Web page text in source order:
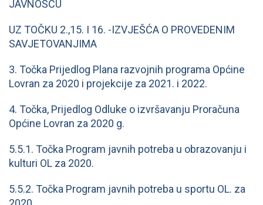
JAVNOŠĆU
UZ TOČKU 2.,15. I 16. -IZVJEŠĆA O PROVEDENIM
SAVJETOVANJIMA
3. Točka Prijedlog Plana razvojnih programa Općine
Lovran za 2020 i projekcije za 2021. i 2022.
4. Točka, Prijedlog Odluke o izvršavanju Proračuna
Općine Lovran za 2020 g.
5.5.1. Točka Program javnih potreba u obrazovanju i
kulturi OL za 2020.
5.5.2. Točka Program javnih potreba u sportu OL. za